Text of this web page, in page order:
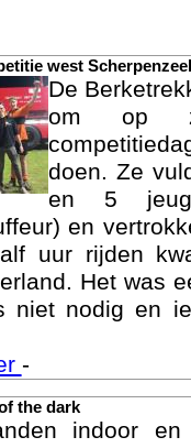
west Scherpenzeel
De
om op
doen. Ze
en 5
en
uur rijden
Het was
niet nodig en
-
the dark
indoor